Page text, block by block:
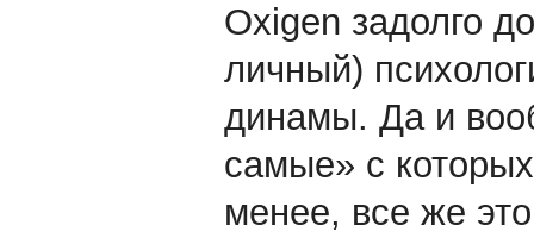
Oxigen задолго
личный)
динамы. Да и
самые» с
менее, все же